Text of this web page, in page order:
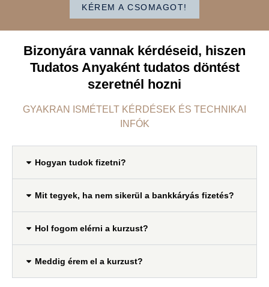
KÉREM A CSOMAGOT!
Bizonyára vannak kérdéseid, hiszen
Tudatos Anyaként tudatos döntést
szeretnél hozni
GYAKRAN ISMÉTELT KÉRDÉSEK ÉS TECHNIKAI
INFÓK
Hogyan tudok fizetni?
Mit tegyek, ha nem sikerül a bankkáryás fizetés?
Hol fogom elérni a kurzust?
Meddig érem el a kurzust?